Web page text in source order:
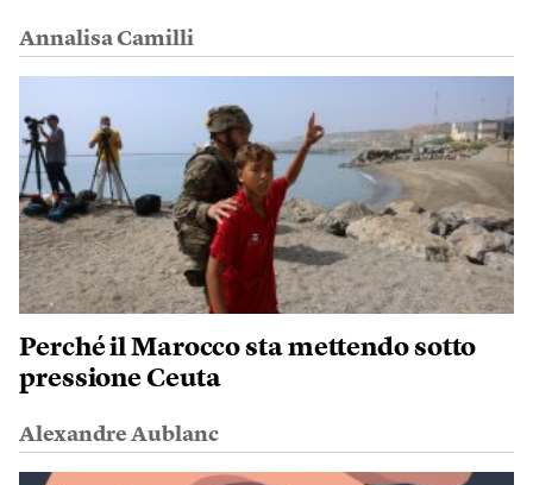
Annalisa Camilli
Perché il Marocco sta mettendo sotto
pressione Ceuta
Alexandre Aublanc